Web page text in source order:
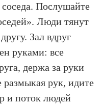
Послушайте
Люди тянут
Зал вдруг
руками: все
держа за руки
рук, идите
и поток людей